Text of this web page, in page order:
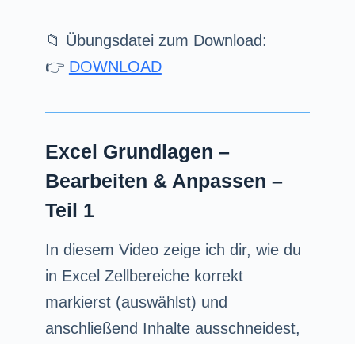
📁 Übungsdatei zum Download:
👉 DOWNLOAD
Excel Grundlagen –
Bearbeiten & Anpassen –
Teil 1
In diesem Video zeige ich dir, wie du
in Excel Zellbereiche korrekt
markierst (auswählst) und
anschließend Inhalte ausschneidest,